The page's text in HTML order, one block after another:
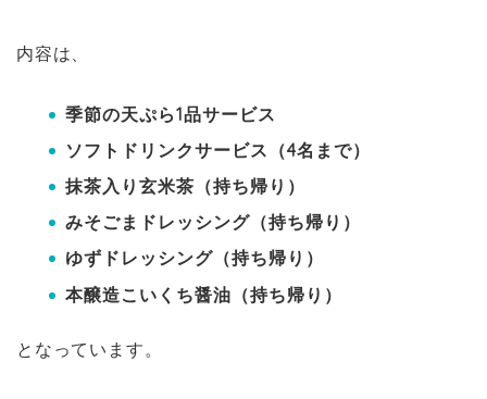
内容は、
季節の天ぷら1品サービス
ソフトドリンクサービス（4名まで）
抹茶入り玄米茶（持ち帰り）
みそごまドレッシング（持ち帰り）
ゆずドレッシング（持ち帰り）
本醸造こいくち醤油（持ち帰り）
となっています。